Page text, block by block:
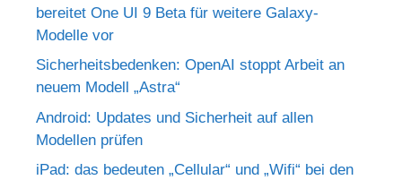
bereitet One UI 9 Beta für weitere Galaxy-
Modelle vor
Sicherheitsbedenken: OpenAI stoppt Arbeit an
neuem Modell „Astra“
Android: Updates und Sicherheit auf allen
Modellen prüfen
iPad: das bedeuten „Cellular“ und „Wifi“ bei den